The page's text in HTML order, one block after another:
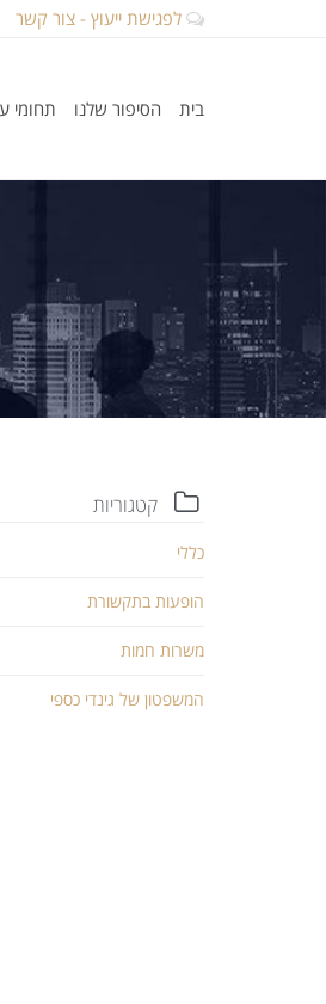
לפגישת ייעוץ - צור קשר
בית הסיפור שלנו תחומי
קטגוריות
כללי
הופעות בתקשורת
משרות חמות
המשפטון של גינדי כספי